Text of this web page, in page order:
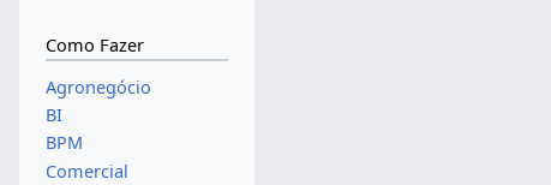
Como Fazer
Agronegócio
BI
BPM
Comercial